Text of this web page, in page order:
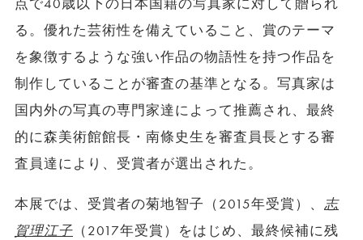
点で40歳以下の日本国籍の写真家に対して贈られ
る。優れた芸術性を備えていること、賞のテーマ
を象徴するような強い作品の物語性を持つ作品を
制作していることが審査の基準となる。写真家は
国内外の写真の専門家達によって推薦され、最終
的に森美術館館長・南條史生を審査員長とする審
査員達により、受賞者が選出された。
本展では、受賞者の菊地智子（2015年受賞）、志
賀理江子（2017年受賞）をはじめ、最終候補に残